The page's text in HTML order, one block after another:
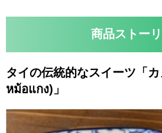
商品ストー
タイの伝統的なスイーツ「
หม้อแกง)」